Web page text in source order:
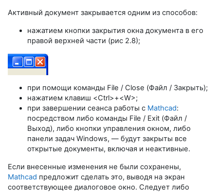
Активный документ закрывается одним из способов:
нажатием кнопки закрытия окна документа в его
правой верхней части (рис 2.8);
при помощи команды File / Close (Файл / Закрыть);
нажатием клавиш <Ctrl>+<W>;
при завершении сеанса работы с Mathcad:
посредством либо команды File / Exit (Файл /
Выход), либо кнопки управления окном, либо
панели задач Windows, — будут закрыты все
открытые документы, включая и неактивные.
Если внесенные изменения не были сохранены,
Mathcad предложит сделать это, выводя на экран
соответствующее диалоговое окно. Следует либо